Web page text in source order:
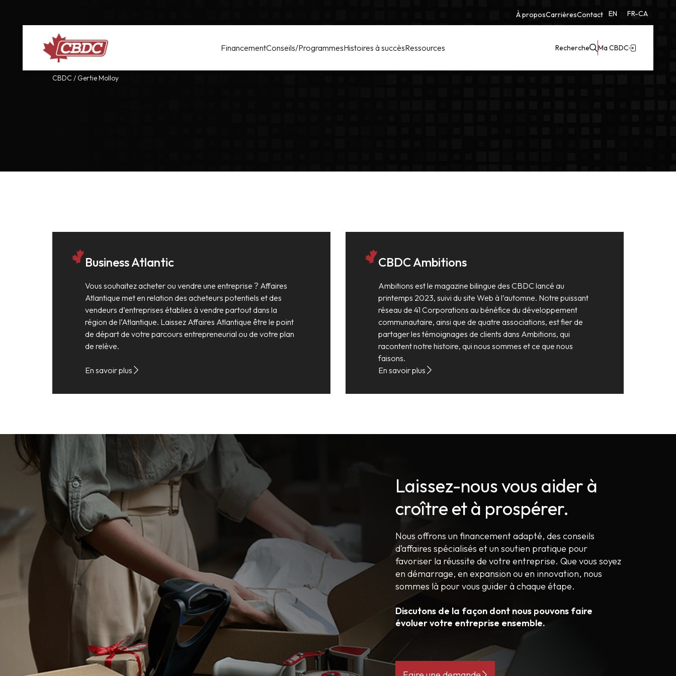
À proposCarrièresContact EN FR-CA
FinancementConseils/ProgrammesHistoires à succèsRessources Recherche Ma CBDC
CBDC / Gertie Molloy
Business Atlantic
Vous souhaitez acheter ou vendre une entreprise ? Affaires
Atlantique met en relation des acheteurs potentiels et des
vendeurs d’entreprises établies à vendre partout dans la
région de l’Atlantique. Laissez Affaires Atlantique être le point
de départ de votre parcours entrepreneurial ou de votre plan
de relève.
En savoir plus
CBDC Ambitions
Ambitions est le magazine bilingue des CBDC lancé au
printemps 2023, suivi du site Web à l’automne. Notre puissant
réseau de 41 Corporations au bénéfice du développement
communautaire, ainsi que de quatre associations, est fier de
partager les témoignages de clients dans Ambitions, qui
racontent notre histoire, qui nous sommes et ce que nous
faisons.
En savoir plus
Laissez-nous vous aider à
croître et à prospérer.
Nous offrons un financement adapté, des conseils
d’affaires spécialisés et un soutien pratique pour
favoriser la réussite de votre entreprise. Que vous soyez
en démarrage, en expansion ou en innovation, nous
sommes là pour vous guider à chaque étape.
Discutons de la façon dont nous pouvons faire
évoluer votre entreprise ensemble.